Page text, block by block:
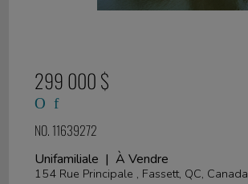
299 000 $
NO. 11639272
Unifamiliale | À Vendre
154 Rue Principale , Fassett, QC, Canada